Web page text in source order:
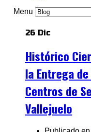
Menu
26 Dic
Histórico
la Entrega
Centros de
Vallejuelo